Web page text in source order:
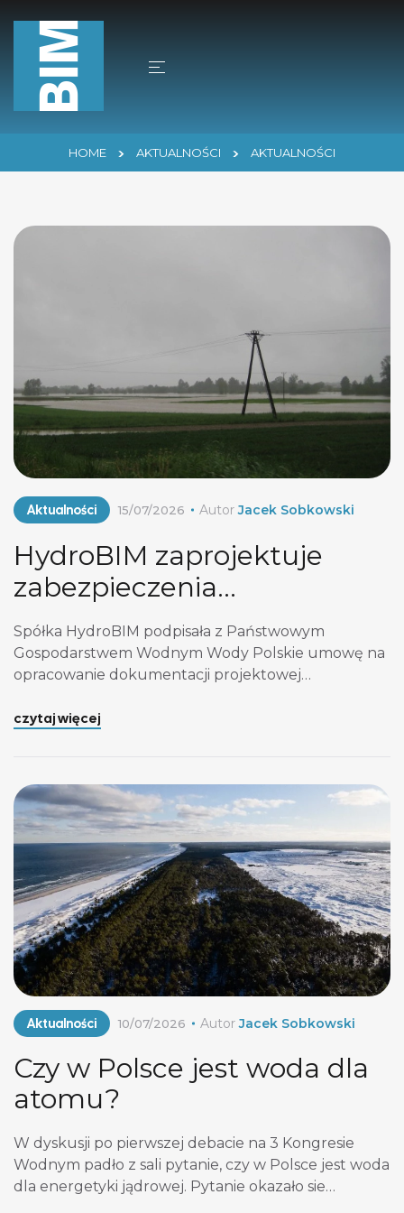
HOME AKTUALNOŚCI AKTUALNOŚCI
Aktualności AutorJacek Sobkowski
15/07/2026
HydroBIM zaprojektuje
zabezpieczenia
przeciwpowodziowe w
dolinie Brzeźnicy
Spółka HydroBIM podpisała z Państwowym
Gospodarstwem Wodnym Wody Polskie umowę na
opracowanie dokumentacji projektowej
ujścia Brzeźnicy do Wisłoki. Zadanie obejmuje
W 2020 roku powstała dokumentacja
przedprojektowa, a dla przedsięwzięcia uzyskano
decyzję o środowiskowych uwarunkowaniach i
pozwolenie wodnoprawne. Po sześciu latach […]
czytaj więcej
Aktualności AutorJacek Sobkowski
10/07/2026
Czy w Polsce jest woda dla
atomu?
W dyskusji po pierwszej debacie na 3 Kongresie
Wodnym padło z sali pytanie, czy w Polsce jest woda
dla energetyki jądrowej. Pytanie okazało sie